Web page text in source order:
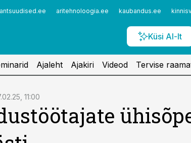
aritehnoloogia.ee kaubandus.ee
Küsi AI-lt
Ajaleht Ajakiri Videod Tervise
11:00